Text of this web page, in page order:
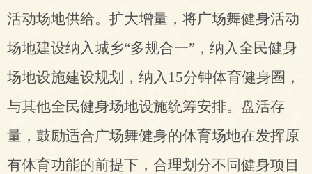
活动场地供给。扩大增量，将广场舞健身活动
场地建设纳入城乡“多规合一”，纳入全民健身
场地设施建设规划，纳入15分钟体育健身圈，
与其他全民健身场地设施统筹安排。盘活存
量，鼓励适合广场舞健身的体育场地在发挥原
有体育功能的前提下，合理划分不同健身项目